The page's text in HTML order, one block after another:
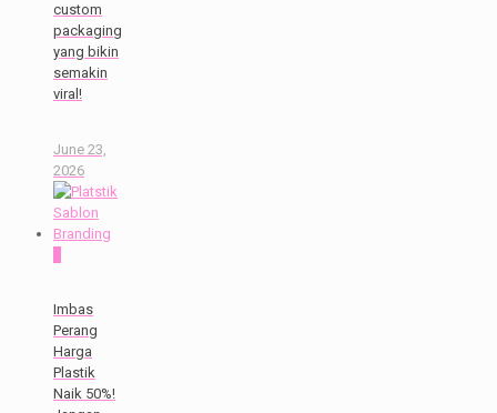
custom
packaging
yang bikin
semakin
viral!
June 23,
2026
Imbas
Perang
Harga
Plastik
Naik 50%!